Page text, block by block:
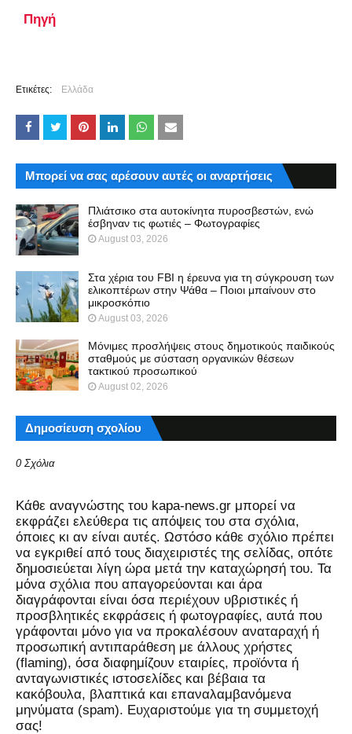
Πηγή
Ετικέτες: Ελλάδα
Μπορεί να σας αρέσουν αυτές οι αναρτήσεις
Πλιάτσικο στα αυτοκίνητα πυροσβεστών, ενώ
έσβηναν τις φωτιές – Φωτογραφίες
August 03, 2026
Στα χέρια του FBI η έρευνα για τη σύγκρουση των
ελικοπτέρων στην Ψάθα – Ποιοι μπαίνουν στο
μικροσκόπιο
August 03, 2026
Μόνιμες προσλήψεις στους δημοτικούς παιδικούς
σταθμούς με σύσταση οργανικών θέσεων
τακτικού προσωπικού
August 02, 2026
Δημοσίευση σχολίου
0 Σχόλια
Kάθε αναγνώστης του kapa-news.gr μπορεί να
εκφράζει ελεύθερα τις απόψεις του στα σχόλια,
όποιες κι αν είναι αυτές. Ωστόσο κάθε σχόλιο πρέπει
να εγκριθεί από τους διαχειριστές της σελίδας, οπότε
δημοσιεύεται λίγη ώρα μετά την καταχώρησή του. Τα
μόνα σχόλια που απαγορεύονται και άρα
διαγράφονται είναι όσα περιέχουν υβριστικές ή
προσβλητικές εκφράσεις ή φωτογραφίες, αυτά που
γράφονται μόνο για να προκαλέσουν αναταραχή ή
προσωπική αντιπαράθεση με άλλους χρήστες
(flaming), όσα διαφημίζουν εταιρίες, προϊόντα ή
ανταγωνιστικές ιστοσελίδες και βέβαια τα
κακόβουλα, βλαπτικά και επαναλαμβανόμενα
μηνύματα (spam). Ευχαριστούμε για τη συμμετοχή
σας!